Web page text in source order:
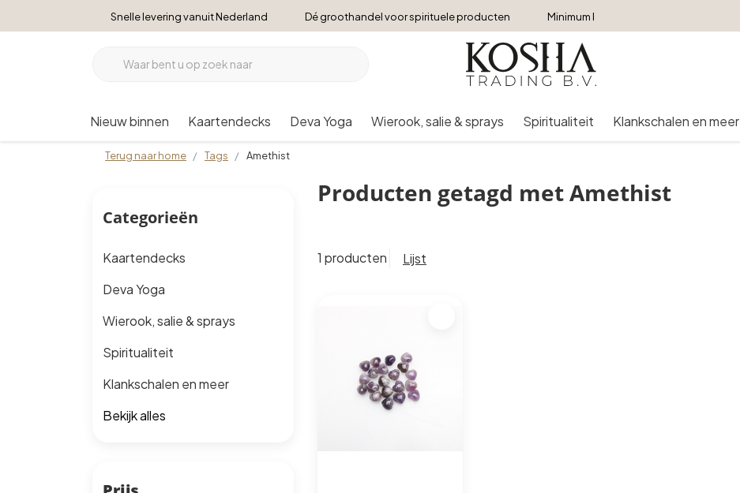
Snelle levering vanuit Nederland Dé groothandel voor spirituele producten Minimum bestelbedrag €250
Nieuw binnen Kaartendecks Deva Yoga Wierook, salie & sprays Spiritualiteit Klankschalen en meer
Terug naar home Tags Amethist
Producten getagd met Amethist
1 producten Lijst
Categorieën
Kaartendecks
Deva Yoga
Wierook, salie & sprays
Spiritualiteit
Klankschalen en meer
Bekijk alles